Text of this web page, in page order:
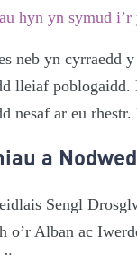
hyn yn symud
neb yn cyrraedd
lleiaf poblogaidd.
nesaf ar eu
a
Sengl
o’r Alban ac